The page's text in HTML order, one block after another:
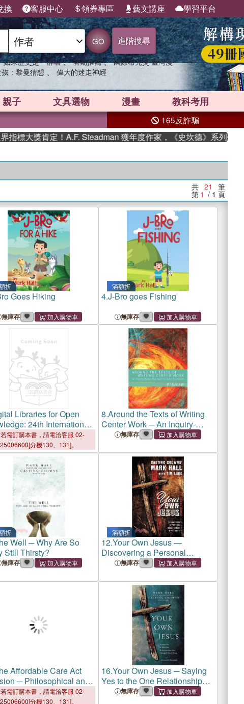
換 客服中心 領券專區 藝文講座 學習平台
GO 進階搜尋
如果歷史是一群喵 、 暑期推薦 、 國際布克獎 臺灣漫
：黎曼猜想 、 偉大的迷走神經
親子 文具選物 漫畫 教科考用
165反詐騙
大獎肯定！A.F. Steadman 獲年度作家，《史坎德》系列帶你踏上
共 21 筆
第 1 / 1 頁
折
Goes Hiking
無庫存
滿額折
4.J-Bro goes Fishing
無庫存
Libraries for Open
24th International
on Theory and
of Digital Libraries,
Lyon, France,
25-27
若需訂購本書，請電洽客服 02-
25006600[分機130、131]。
8.Around the Texts of Writing
Center Work ─ An Inquiry-
Based Approach to Tutor
無庫存
折
Well ─ Why Are So
Still Thirsty?
無庫存
滿額折
12.Your Own Jesus ―
Discovering a Personal
Relationship With Christ
無庫存
Affordable Care Act
─ Philosophical and
Implications
若需訂購本書，請電洽客服 02-
25006600[分機130、131]。
16.Your Own Jesus ─ Saying
Yes to the One Relationship
That Changes Everything
無庫存